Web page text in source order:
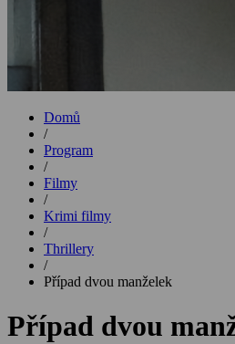
Domů
/
Program
/
Filmy
/
Krimi filmy
/
Thrillery
/
Případ dvou manželek
Případ dvou